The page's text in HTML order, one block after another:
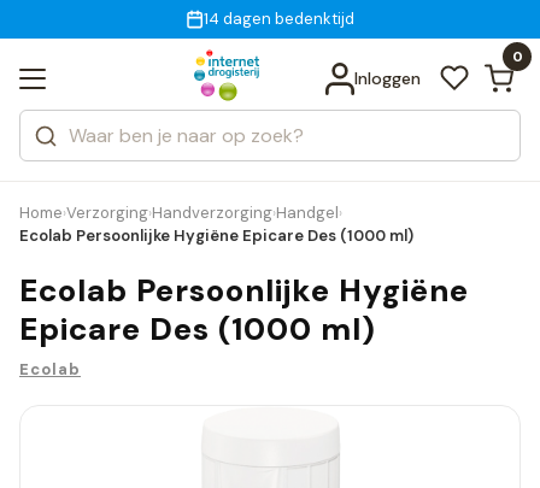
voor 18:00 uur besteld
Gratis bezorging
14 dagen bedenktijd
Inloggen
0
Zoeken
Categorieën
Merken
Bekijk alle resultaten
Home›Verzorging›Handverzorging›Handgel›
Ecolab Persoonlijke Hygiëne Epicare Des (1000 ml)
Ecolab Persoonlijke Hygiëne
Epicare Des (1000 ml)
Ecolab